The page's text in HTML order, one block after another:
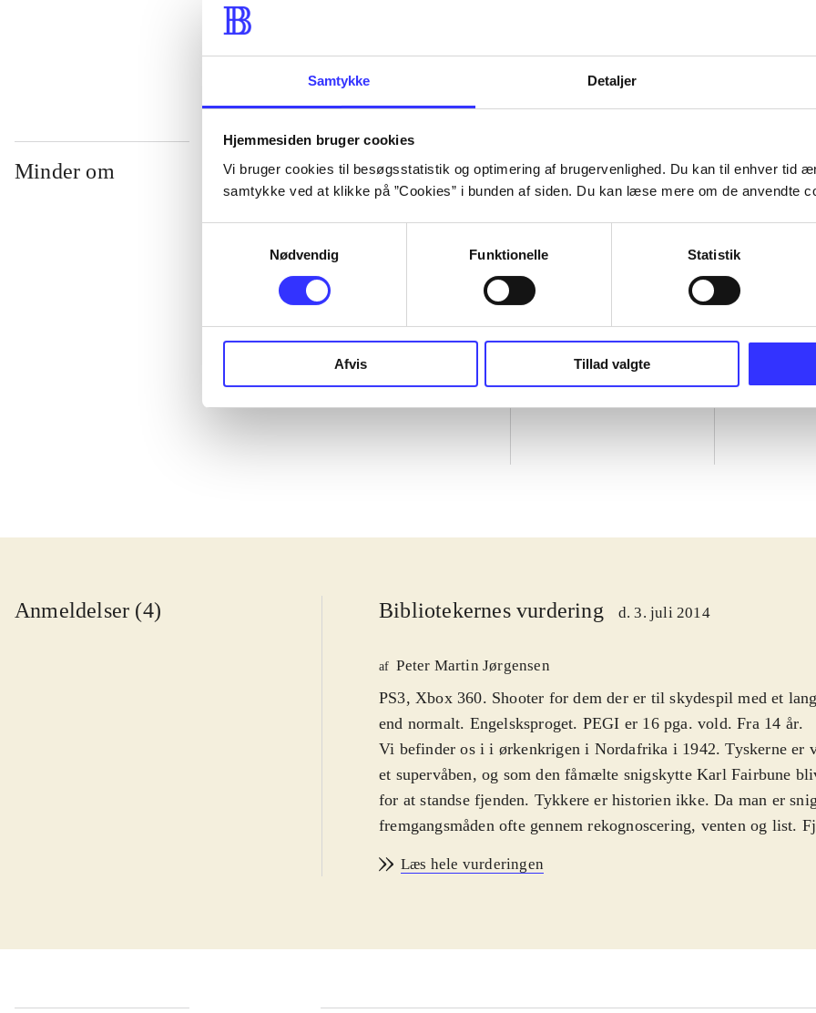
Samtykke Detaljer
Hjemmesiden bruger cookies
Vi bruger cookies til besøgsstatistik og optimering af brugervenlighed. Du kan til enhver tid
samtykke ved at klikke på ”Cookies” i bunden af siden. Du kan læse mere om de anvendte
Nødvendig
Funktionelle Statistik
Afvis Tillad valgte
Minder om
Anmeldelser (4) Bibliotekernes vurdering d. 3. juli 2014
af Peter Martin Jørgensen
PS3, Xbox 360. Shooter for dem der er til skydespil med et
end normalt. Engelsksproget. PEGI er 16 pga. vold. Fra 14 år.
Vi befinder os i i ørkenkrigen i Nordafrika i 1942. Tyskerne er
et supervåben, og som den fåmælte snigskytte Karl Fairbune
for at standse fjenden. Tykkere er historien ikke. Da man er
fremgangsmåden ofte gennem rekognoscering, venten og list.
og time sine angreb i fx larm fra kanoner. Banerne er spredt ud
Som en bizar feature har "Sniper elite"-serien det såkaldte
indvolde eksplodere. Banerne bærer præg af ørkenens
Læs hele vurderingen